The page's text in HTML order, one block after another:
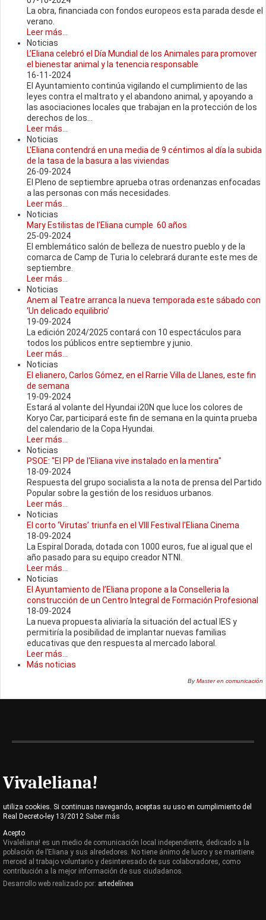
La obra, financiada con fondos europeos esta parada desde el
verano.
Leer más...
Noticias
L’Eliana celebró el Día Mundial de los Animales para promover
el bienestar animal y la tenencia responsable
16-11-2024
El Ayuntamiento continúa vigilando el cumplimiento de las
leyes contra el maltrato y el abandono animal, y apoyando a
las asociaciones locales que trabajan en la protección de los
derechos de los...
Leer más...
Noticias
L'Eliana contendrá en una media de 9 céntimos al día la subida
de la tasa de la basura a las viviendas
26-09-2024
El Pleno de septiembre aprueba otras ordenanzas enfocadas
a las personas con más necesidades.
Leer más...
Noticias
Mary Estilistas de l’Eliana cumple 60 años
25-09-2024
El emblemático salón de belleza de nuestro pueblo y de la
comarca de Camp de Turia lo celebrará durante este mes de
septiembre.
Leer más...
Noticias
Anem al Teatre arranca la nueva temporada este sábado con
‘Un delicado equilibrio’
19-09-2024
La edición 2024/2025 contará con 10 espectáculos para
todos los públicos entre septiembre y junio.
Leer más...
Noticias
El elianero, Carlos Gómez, en el Rarrie Villa de Llanes, este fin
de semana
19-09-2024
Estará al volante del Hyundai i20N que luce los colores de
Koryo Car, participará este fin de semana en la quinta prueba
del calendario de la Copa Hyundai.
Leer más...
Noticias
PSOE: "El PP de l'Eliana vive instalado en la mentira"
18-09-2024
Respuesta del grupo socialista a la nota de prensa del Partido
Popular sobre la gestión de los residuos urbanos.
Leer más...
Noticias
El corto ‘Virutas’ triunfa en el VIII Festival l'Eliana Cinema
18-09-2024
La Espiral Dorada, dotada con 1000 euros, fue al igual que el
año pasado para su equipo creador NTNI.
Leer más...
Noticias
El Ayuntamiento de l’Eliana propone a la Conselleria la
construcción de un Centro Integral de Formación Profesional
18-09-2024
La nueva propuesta aliviaría la situación del actual IES y
permitiría la posibilidad de implantar nuevas familias
educativas que den respuesta al mercado laboral.
Leer más...
Más noticias
ByMaster en comunicación
Vivaleliana!
utiliza cookies. Si continuas navegando, aceptas su uso en cumplimiento del
Real Decreto-ley 13/2012 Saber más
Acepto
Vivaleliana! es un medio de comunicación local independiente, dedicado a la
población de l’Eliana y sus alrededores. No tiene ánimo de lucro y se mantiene
merced al trabajo voluntario y desinteresado de sus colaboradores, como
contribución a la mejor información de sus ciudadanos.
Desarrollo web realizado por: artedelínea